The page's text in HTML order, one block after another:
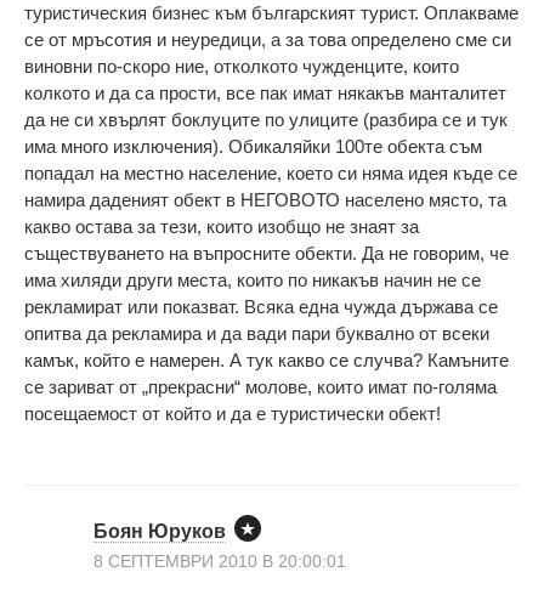
туристическия бизнес към българският турист. Оплакваме
се от мръсотия и неуредици, а за това определено сме си
виновни по-скоро ние, отколкото чужденците, които
колкото и да са прости, все пак имат някакъв манталитет
да не си хвърлят боклуците по улиците (разбира се и тук
има много изключения). Обикаляйки 100те обекта съм
попадал на местно население, което си няма идея къде се
намира даденият обект в НЕГОВОТО населено място, та
какво остава за тези, които изобщо не знаят за
съществуването на въпросните обекти. Да не говорим, че
има хиляди други места, които по никакъв начин не се
рекламират или показват. Всяка една чужда държава се
опитва да рекламира и да вади пари буквално от всеки
камък, който е намерен. А тук какво се случва? Камъните
се зариват от „прекрасни“ молове, които имат по-голяма
посещаемост от който и да е туристически обект!
Боян Юруков
8 СЕПТЕМВРИ 2010 В 20:00:01